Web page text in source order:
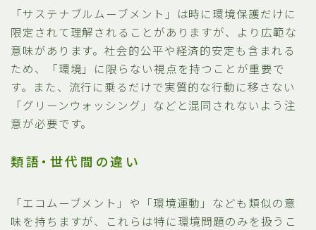
「サステナブルムーブメント」は時に環境保護だけに
限定されて理解されることがありますが、より広範な
意味があります。社会的公平や経済的安定も含まれる
ため、「環境」に限らない視点を持つことが重要で
す。また、流行に乗るだけで実質的な行動に移さない
「グリーンウォッシング」などと混同されないよう注
意が必要です。
類語・世代間の違い
「エコムーブメント」や「環境運動」なども類似の意
味を持ちますが、これらは特に環境問題のみを扱うこ